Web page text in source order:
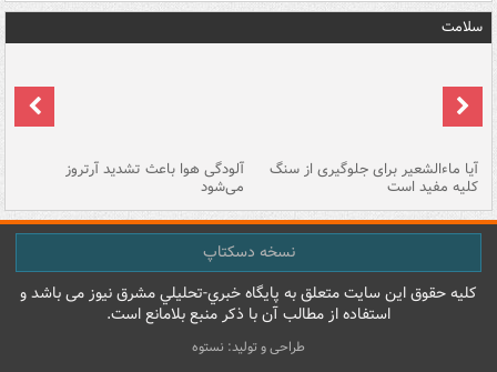
سلامت
آیا ماءالشعیر برای جلوگیری از سنگ
کلیه مفید است
آلودگی هوا باعث تشدید آرتروز
می‌شود
نسخه دسکتاپ
کليه حقوق اين سايت متعلق به پایگاه خبري-تحليلي مشرق نيوز می باشد و
استفاده از مطالب آن با ذکر منبع بلامانع است.
طراحی و تولید: نستوه